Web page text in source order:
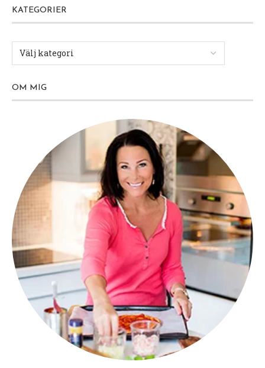
KATEGORIER
OM MIG